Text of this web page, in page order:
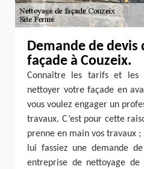
Demande de devis
façade à Couzeix.
Connaître les tarifs et les
nettoyer votre façade en
vous voulez engager un
travaux. C’est pour cette
prenne en main vos travaux
lui fassiez une demande
entreprise de nettoyage